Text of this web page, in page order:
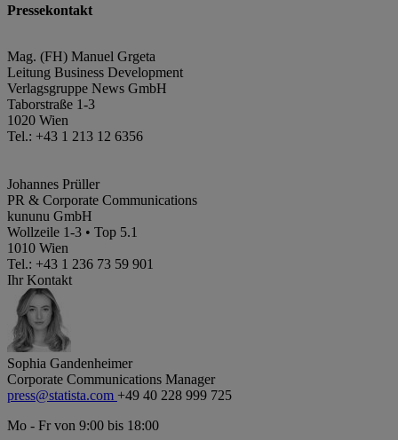
Pressekontakt
Mag. (FH) Manuel Grgeta
Leitung Business Development
Verlagsgruppe News GmbH
Taborstraße 1-3
1020 Wien
Tel.: +43 1 213 12 6356
Johannes Prüller
PR & Corporate Communications
kununu GmbH
Wollzeile 1-3 • Top 5.1
1010 Wien
Tel.: +43 1 236 73 59 901
Ihr Kontakt
Sophia Gandenheimer
Corporate Communications Manager
press@statista.com +49 40 228 999 725
Mo - Fr von 9:00 bis 18:00